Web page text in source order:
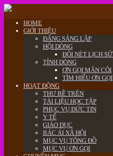
HOME
GIỚI THIỆU
ĐẤNG SÁNG LẬP
HỘI DÒNG
ĐÔI NÉT LỊCH
TỈNH DÒNG
ƠN GỌI MÂN CÔI
TÌM HIỂU ƠN GỌI
HOẠT ĐỘNG
THƯ BỀ TRÊN
TÀI LIỆU HỌC TẬP
PHỤC VỤ ĐỨC TIN
Y TẾ
GIÁO DỤC
BÁC ÁI XÃ HỘI
MỤC VỤ TÔNG ĐỒ
MỤC VỤ ƠN GỌI